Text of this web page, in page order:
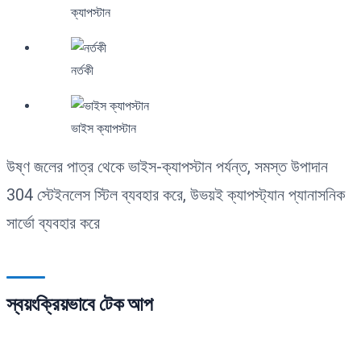
ক্যাপস্টান
নর্তকী
ভাইস ক্যাপস্টান
উষ্ণ জলের পাত্র থেকে ভাইস-ক্যাপস্টান পর্যন্ত, সমস্ত উপাদান
304 স্টেইনলেস স্টিল ব্যবহার করে, উভয়ই ক্যাপস্ট্যান প্যানাসনিক
সার্ভো ব্যবহার করে
স্বয়ংক্রিয়ভাবে টেক আপ